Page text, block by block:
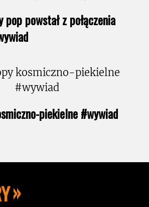
pop powstał z połączenia
piekielne #wywiad